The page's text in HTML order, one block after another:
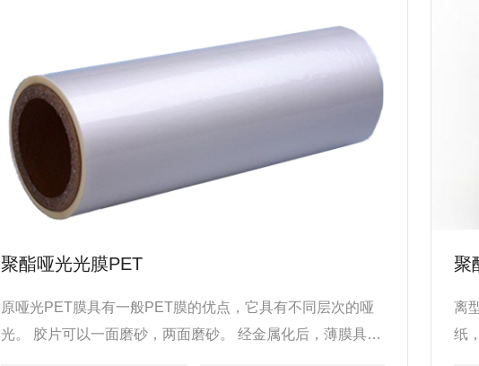
聚酯哑光光膜PET
原哑光PET膜具有一般PET膜的优点，它具有不同层次的哑
光。 胶片可以一面磨砂，两面磨砂。 经金属化后，薄膜具有
聚
离
纸